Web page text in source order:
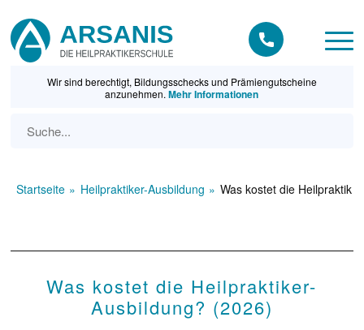
Wir sind berechtigt, Bildungsschecks und Prämiengutscheine
anzunehmen.Mehr Informationen
Startseite Heilpraktiker-Ausbildung Was kostet die
Was kostet die Heilpraktiker-
Ausbildung? (2026)